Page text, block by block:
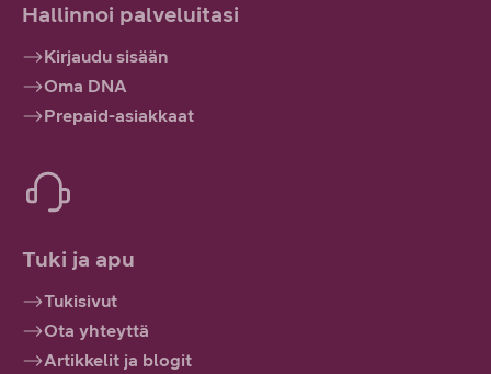
Hallinnoi palveluitasi
Kirjaudu sisään
Oma DNA
Prepaid-asiakkaat
Tuki ja apu
Tukisivut
Ota yhteyttä
Artikkelit ja blogit